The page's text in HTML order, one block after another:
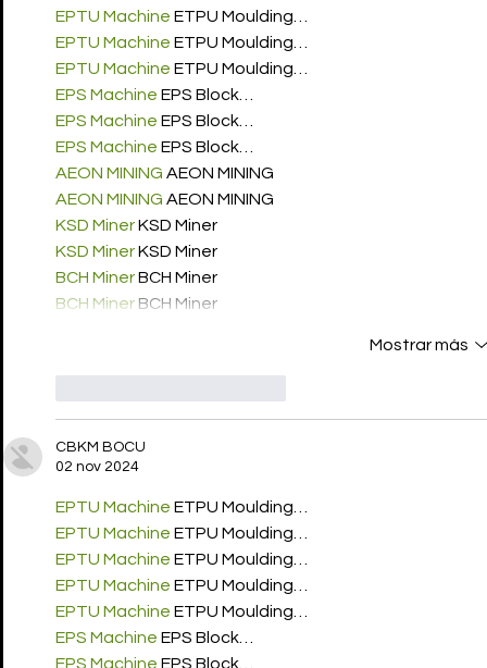
EPTU Machine ETPU Moulding…
EPTU Machine ETPU Moulding…
EPTU Machine ETPU Moulding…
EPS Machine EPS Block…
EPS Machine EPS Block…
EPS Machine EPS Block…
AEON MINING AEON MINING
AEON MINING AEON MINING
KSD Miner KSD Miner
KSD Miner KSD Miner
BCH Miner BCH Miner
BCH Miner BCH Miner
Mostrar más
CBKM BOCU
02 nov 2024
EPTU Machine ETPU Moulding…
EPTU Machine ETPU Moulding…
EPTU Machine ETPU Moulding…
EPTU Machine ETPU Moulding…
EPTU Machine ETPU Moulding…
EPS Machine EPS Block…
EPS Machine EPS Block…